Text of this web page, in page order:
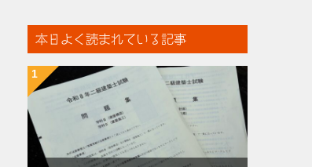
本日よく読まれている記事